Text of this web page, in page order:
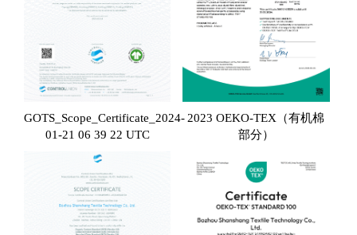
GOTS_Scope_Certificate_2024-
01-21 06 39 22 UTC
2023 OEKO-TEX（有机棉
部分）